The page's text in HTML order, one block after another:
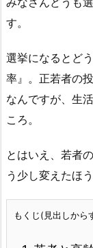
す。
選挙になるとど
率』。正若者の
なんですが、生
ころ。
とはいえ、若者
う少し変えたほ
もくじ(見出しから